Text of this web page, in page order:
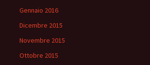
Gennaio 2016
Dicembre 2015
Novembre 2015
Ottobre 2015